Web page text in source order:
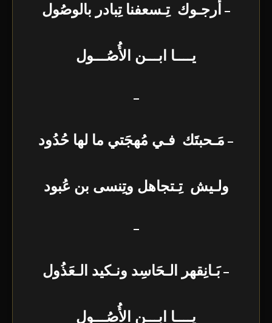
– أَرجـوك تِـسعفنا تِبادر بالوصُول
يــــا ابـــن الأُصُـــول
–
– مَـحبتَك فـي مُهجَتي ما لها حُدُود
ولـيش تِـتجاهل وتِنسى بن عُبود
–
–بَـانِقهر الـحَاسِد ونـكيد الـعَذُول
يــــا ابـــن الأُصُـــول